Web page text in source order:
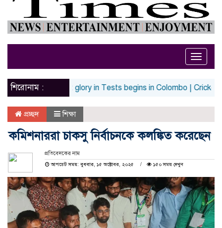
Toggle
শিরোনাম :lost glory in Tests begins in Colombo | Cricket News
প্রচ্ছদ শিক্ষা
কমিশনাররা চাকসু নির্বাচনকে কলঙ্কিত করেছেন
প্রতিবেদকের নাম
আপডেট সময়: বুধবার, ১৫ অক্টোবর, ২০২৫
১৫০ সময় দেখুন